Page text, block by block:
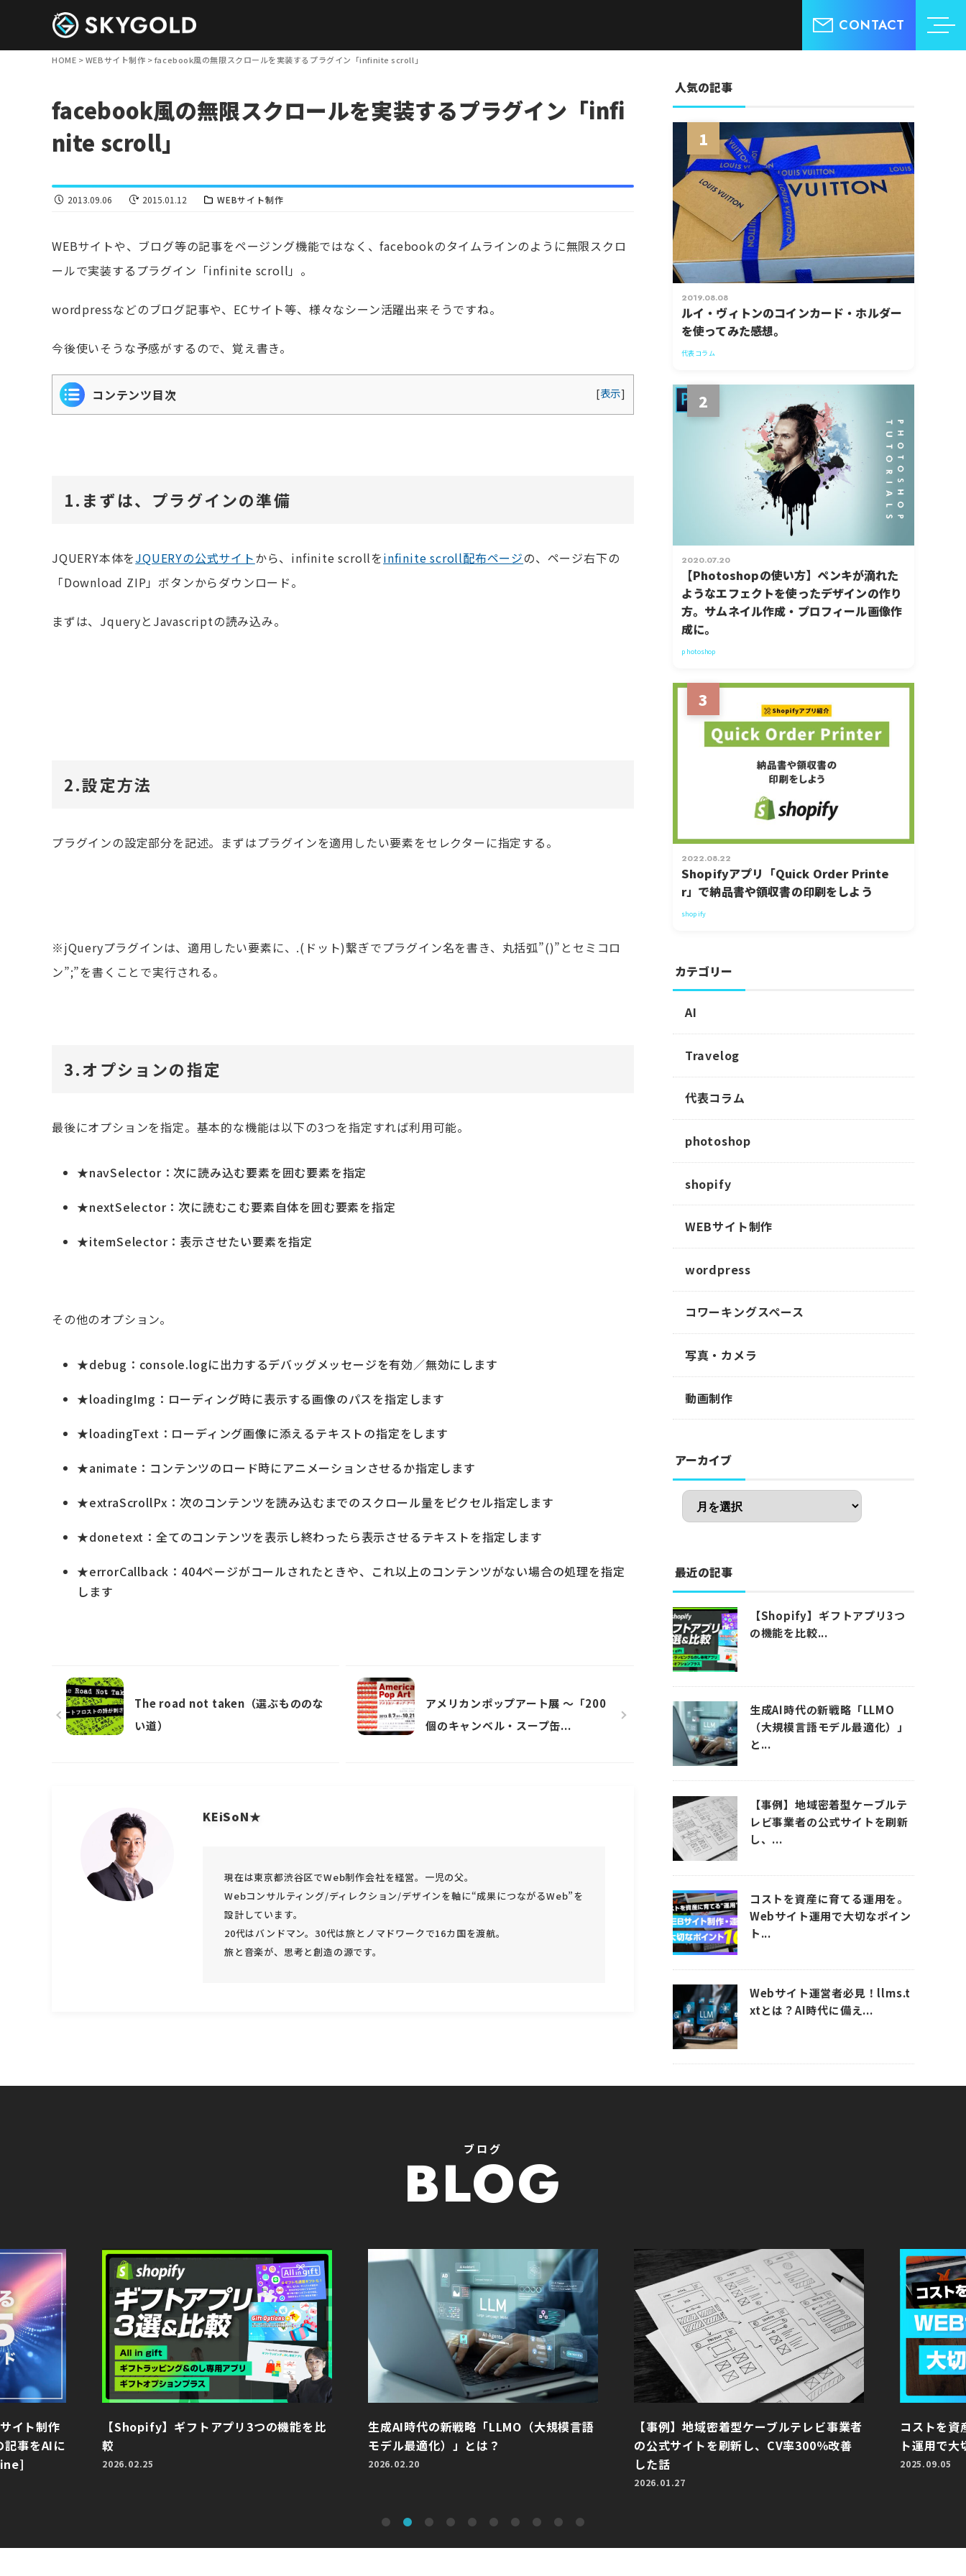
CONTACT
HOME >WEBサイト制作 >facebook風の無限スクロールを実装するプラグイン「infinite scroll」
facebook風の無限スクロールを実装するプラグイン「infi
nite scroll」
2013.09.06 2015.01.12 WEBサイト制作
WEBサイトや、ブログ等の記事をページング機能ではなく、facebookのタイムラインのように無限スクロ
ールで実装するプラグイン「infinite scroll」。
wordpressなどのブログ記事や、ECサイト等、様々なシーン活躍出来そうですね。
今後使いそうな予感がするので、覚え書き。
コンテンツ目次 [表示]
1.まずは、プラグインの準備
JQUERY本体をJQUERYの公式サイトから、infinite scrollをinfinite scroll配布ページの、ページ右下の
「Download ZIP」ボタンからダウンロード。
まずは、JqueryとJavascriptの読み込み。
2.設定方法
プラグインの設定部分を記述。まずはプラグインを適用したい要素をセレクターに指定する。
※jQueryプラグインは、適用したい要素に、.(ドット)繋ぎでプラグイン名を書き、丸括弧”()”とセミコロ
ン”;”を書くことで実行される。
3.オプションの指定
最後にオプションを指定。基本的な機能は以下の3つを指定すれば利用可能。
★navSelector：次に読み込む要素を囲む要素を指定
★nextSelector：次に読むこむ要素自体を囲む要素を指定
★itemSelector：表示させたい要素を指定
その他のオプション。
★debug：console.logに出力するデバッグメッセージを有効／無効にします
★loadingImg：ローディング時に表示する画像のパスを指定します
★loadingText：ローディング画像に添えるテキストの指定をします
★animate：コンテンツのロード時にアニメーションさせるか指定します
★extraScrollPx：次のコンテンツを読み込むまでのスクロール量をピクセル指定します
★donetext：全てのコンテンツを表示し終わったら表示させるテキストを指定します
★errorCallback：404ページがコールされたときや、これ以上のコンテンツがない場合の処理を指定
します
The road not taken（選ぶもののな
い道）
アメリカンポップアート展 〜「200
個のキャンベル・スープ缶...
KEiSoN★
現在は東京都渋谷区でWeb制作会社を経営。一児の父。
Webコンサルティング/ディレクション/デザインを軸に“成果につながるWeb”を
設計しています。
20代はバンドマン。30代は旅とノマドワークで16カ国を渡航。
旅と音楽が、思考と創造の源です。
人気の記事
1
2019.08.08
ルイ・ヴィトンのコインカード・ホルダー
を使ってみた感想。
代表コラム
2
2020.07.20
【Photoshopの使い方】ペンキが滴れた
ようなエフェクトを使ったデザインの作り
方。サムネイル作成・プロフィール画像作
成に。
photoshop
3
2022.08.22
Shopifyアプリ「Quick Order Printe
r」で納品書や領収書の印刷をしよう
shopify
カテゴリー
AI
Travelog
代表コラム
photoshop
shopify
WEBサイト制作
wordpress
コワーキングスペース
写真・カメラ
動画制作
アーカイブ
最近の記事
【Shopify】ギフトアプリ3つ
の機能を比較...
生成AI時代の新戦略「LLMO
（大規模言語モデル最適化）」
と...
【事例】地域密着型ケーブルテ
レビ事業者の公式サイトを刷新
し、...
コストを資産に育てる運用を。
Webサイト運用で大切なポイン
ト...
Webサイト運営者必見！llms.t
xtとは？AI時代に備え...
ブログ
BLOG
イト制作
記事をAIに
【Shopify】ギフトアプリ3つの機能を比
較
2026.02.25
生成AI時代の新戦略「LLMO（大規模言語
モデル最適化）」とは？
2026.02.20
【事例】地域密着型ケーブルテレビ事業者
の公式サイトを刷新し、CV率300％改善
した話
2026.01.27
コストを
ト運用で
2025.09.05